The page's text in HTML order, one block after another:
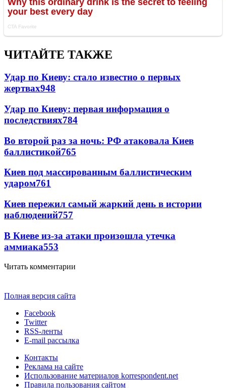
ЧИТАЙТЕ ТАКЖЕ
Удар по Киеву: стало известно о первых
жертвах948
Удар по Киеву: первая информация о
последствиях784
Во второй раз за ночь: РФ атаковала Киев
баллистикой765
Киев под массированным баллистическим
ударом761
Киев пережил самый жаркий день в истории
наблюдений757
В Киеве из-за атаки произошла утечка
аммиака553
Читать комментарии
Полная версия сайта
Facebook
Twitter
RSS-ленты
E-mail рассылка
Контакты
Реклама на сайте
Использование материалов korrespondent.net
Правила пользования сайтом